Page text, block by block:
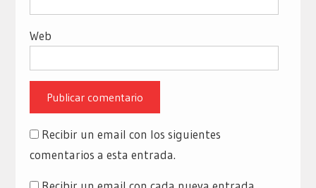
Web
Recibir un email con los siguientes
comentarios a esta entrada.